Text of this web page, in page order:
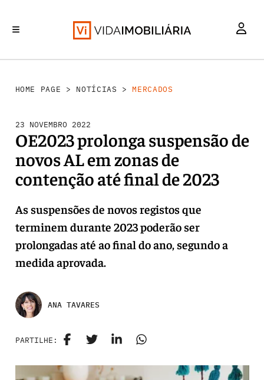
HOME PAGE > NOTÍCIAS >MERCADOS
23 NOVEMBRO 2022
OE2023 prolonga suspensão de
novos AL em zonas de
contenção até final de 2023
As suspensões de novos registos que
terminem durante 2023 poderão ser
prolongadas até ao final do ano, segundo a
medida aprovada.
ANA TAVARES
PARTILHE: